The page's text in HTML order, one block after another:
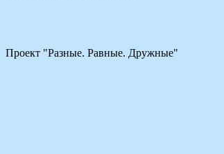
Проект "Разные. Равные. Дружные"